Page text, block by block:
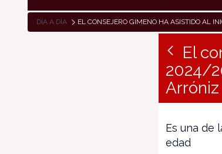
DÍA A DÍA EL CONSEJERO GIMENO HA ASISTIDO AL INICIO DEL CURSO 2024/2025 EN LA NUEVA AULA DE 2 AÑOS DEL COLEGIO
El
2024/
Arróniz
Es una de
edad